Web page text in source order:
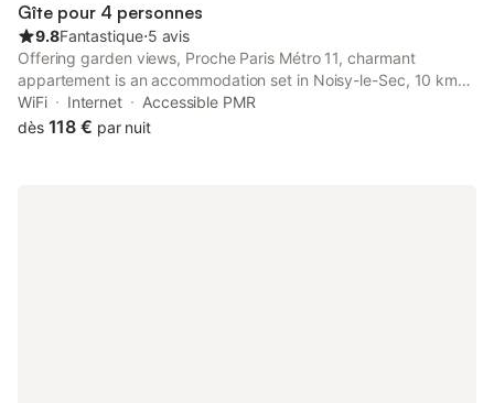
Gîte pour 4 personnes
9.8Fantastique⋅5 avis
Offering garden views, Proche Paris Métro 11, charmant
appartement is an accommodation set in Noisy-le-Sec, 10 km
from Gare du Nord and 10 km from Opéra Bastille.
WiFi Internet
Accessible PMR
dès 118 € par nuit